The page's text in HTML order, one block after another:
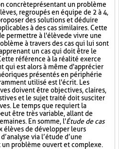
concrète présentant un problème
regroupés en équipe de 2 à 4,
des solutions et déduire
à des cas similaires. Cette
permettre à l'élève de vivre une
à travers des cas qui lui sont
un cas qui doit être le
référence à la réalité exerce
qui est alors à même d'apprécier
présentés en périphérie
utilisé est l'écrit. Les
doivent être objectives, claires,
et le sujet traité doit susciter
Le temps que requiert la
être très variable, allant de
En somme, l'Étude de cas
élèves de développer leurs
via l’étude d’une
problème ouvert et complexe.